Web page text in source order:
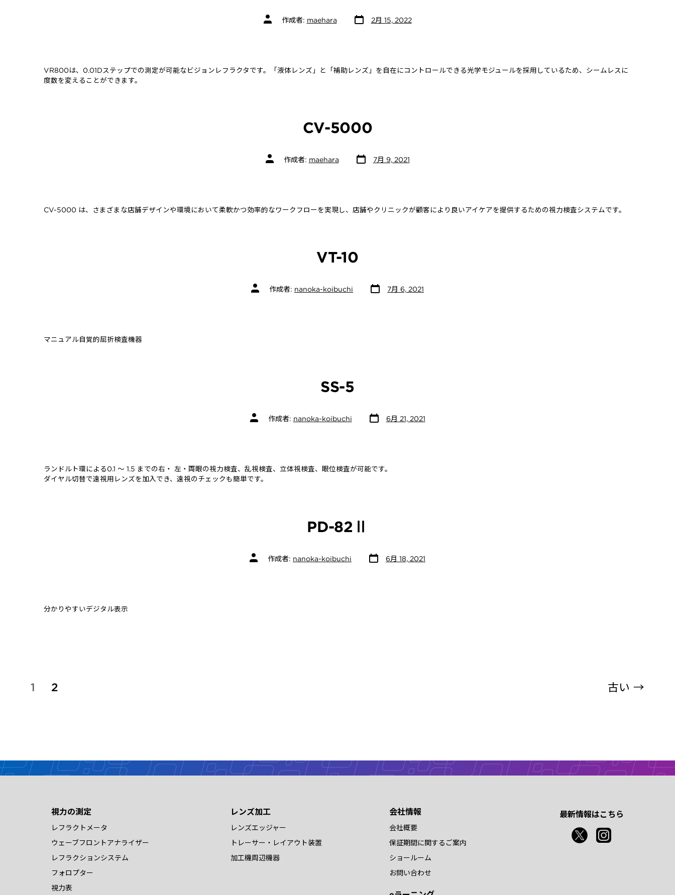
投
稿 作成者: maehara 投
稿 2月 15, 2022
VR800は、0.01Dステップでの測定が可能なビジョンレフラクタです。「液体レンズ」と「補助レンズ」を自在にコントロールできる光学モジュールを採用しているため、シームレスに
度数を変えることができます。
CV-5000
投
稿 作成者: maehara 投
稿 7月 9, 2021
CV-5000 は、さまざまな店舗デザインや環境において柔軟かつ効率的なワークフローを実現し、店舗やクリニックが顧客により良いアイケアを提供するための視力検査システムです。
VT-10
投
稿 作成者: nanoka-koibuchi 投
稿 7月 6, 2021
マニュアル自覚的屈折検査機器
SS-5
投
稿 作成者: nanoka-koibuchi 投
稿 6月 21, 2021
ランドルト環による0.1 ～ 1.5 までの右・ 左・両眼の視力検査、乱視検査、立体視検査、眼位検査が可能です。
ダイヤル切替で遠視用レンズを加入でき、遠視のチェックも簡単です。
PD-82Ⅱ
投
稿 作成者: nanoka-koibuchi 投
稿 6月 18, 2021
分かりやすいデジタル表示
投
ー
ジ
1 2 古い →
視力の測定
レフラクトメータ
ウェーブフロントアナライザー
レフラクションシステム
フォロプター
視力表
レンズ加工
レンズエッジャー
トレーサー・レイアウト装置
加工機周辺機器
会社情報
会社概要
保証期間に関するご案内
ショールーム
お問い合わせ
最新情報はこちら